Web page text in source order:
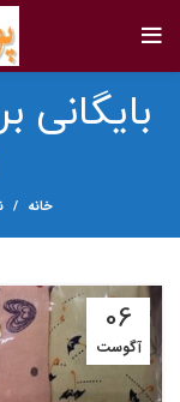
خانه
06
آگوست